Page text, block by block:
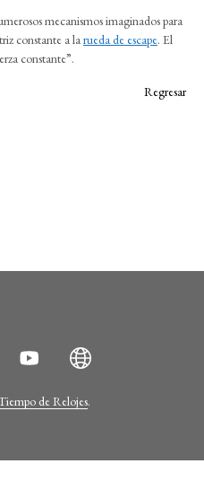
mecanismos imaginados para
constante a larueda de escape. El
constante”.
Regresar
de Relojes.